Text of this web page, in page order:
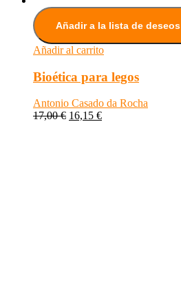
Añadir a la lista de deseos
Añadir al carrito
Bioética para legos
Antonio Casado da Rocha
17,00€ 16,15 €